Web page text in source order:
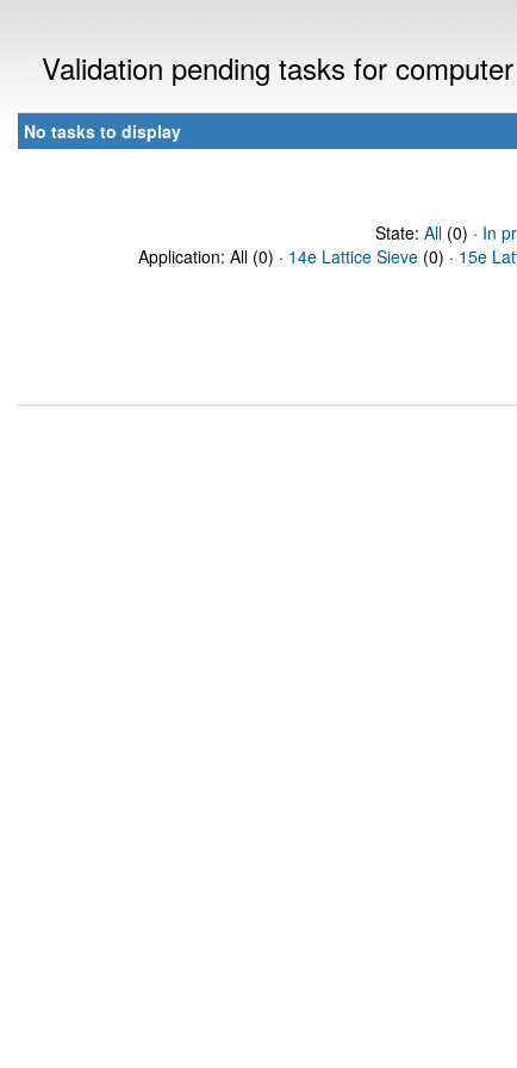
Validation pending tasks for
No tasks to display
State: All(0) · In
Application: All (0) · 14e Lattice Sieve (0) · 15e